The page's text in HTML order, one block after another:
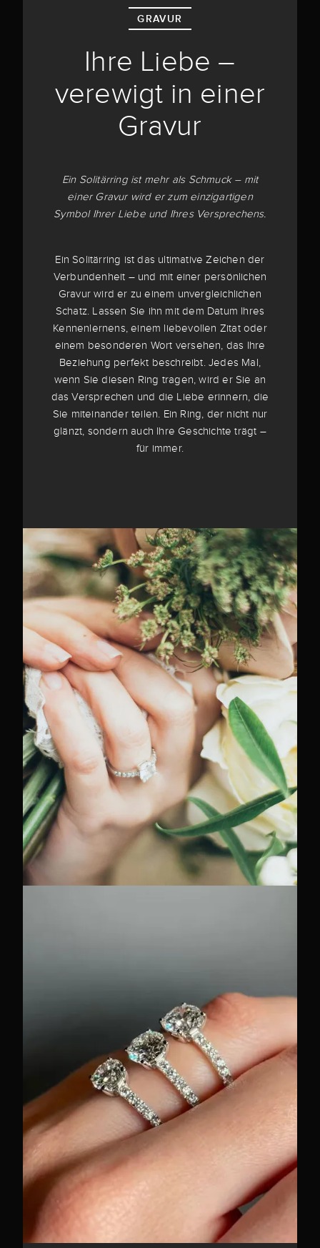
GRAVUR
Ihre Liebe –
verewigt in einer
Gravur
Ein Solitärring ist mehr als Schmuck – mit
einer Gravur wird er zum einzigartigen
Symbol Ihrer Liebe und Ihres Versprechens.
Ein Solitärring ist das ultimative Zeichen der
Verbundenheit – und mit einer persönlichen
Gravur wird er zu einem unvergleichlichen
Schatz. Lassen Sie ihn mit dem Datum Ihres
Kennenlernens, einem liebevollen Zitat oder
einem besonderen Wort versehen, das Ihre
Beziehung perfekt beschreibt. Jedes Mal,
wenn Sie diesen Ring tragen, wird er Sie an
das Versprechen und die Liebe erinnern, die
Sie miteinander teilen. Ein Ring, der nicht nur
glänzt, sondern auch Ihre Geschichte trägt –
für immer.